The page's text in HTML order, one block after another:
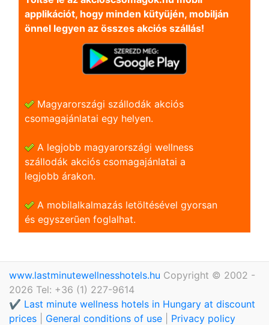
applikációt, hogy minden kütyüjén, mobilján
önnel legyen az összes akciós szállás!
Magyarországi szállodák akciós
csomagajánlatai egy helyen.
A legjobb magyarországi wellness
szállodák akciós csomagajánlatai a
legjobb árakon.
A mobilalkalmazás letöltésével gyorsan
és egyszerũen foglalhat.
www.lastminutewellnesshotels.hu Copyright © 2002 -
2026 Tel: +36 (1) 227-9614
✔️ Last minute wellness hotels in Hungary at discount
prices
General conditions of use Privacy policy